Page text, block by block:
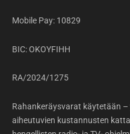
Mobile Pay: 10829
BIC: OKOYFIHH
RA/2024/1275
Rahankeräysvarat käytetään
aiheutuvien kustannusten